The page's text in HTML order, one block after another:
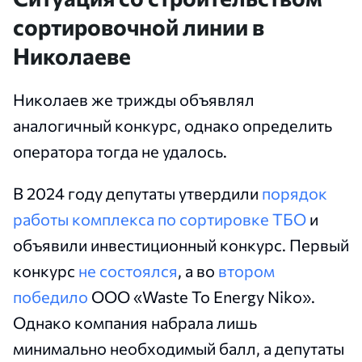
сортировочной линии в
Николаеве
Николаев же трижды объявлял
аналогичный конкурс, однако определить
оператора тогда не удалось.
В 2024 году депутаты утвердили порядок
работы комплекса по сортировке ТБО и
объявили инвестиционный конкурс. Первый
конкурс не состоялся, а во втором
победило ООО «Waste To Energy Niko».
Однако компания набрала лишь
минимально необходимый балл, а депутаты